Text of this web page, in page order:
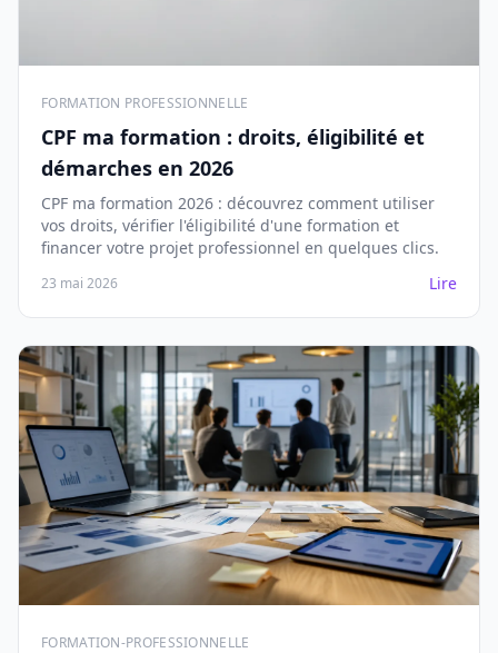
FORMATION PROFESSIONNELLE
CPF ma formation : droits, éligibilité et
démarches en 2026
CPF ma formation 2026 : découvrez comment utiliser
vos droits, vérifier l'éligibilité d'une formation et
financer votre projet professionnel en quelques clics.
23 mai 2026 Lire
FORMATION-PROFESSIONNELLE